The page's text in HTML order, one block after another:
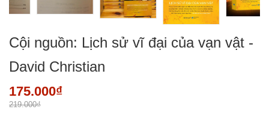
Cội nguồn: Lịch sử vĩ đại của vạn vật -
David Christian
175.000₫
219.000₫